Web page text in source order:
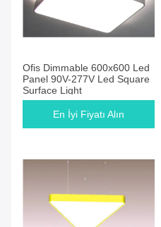
Ofis Dimmable 600x600 Led
Panel 90V-277V Led Square
Surface Light
En İyi Fiyatı Alın